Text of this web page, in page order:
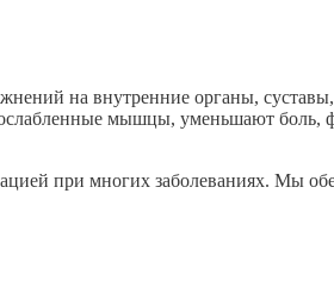
на внутренние органы,
ослабленные мышцы, уменьшают боль,
при многих заболеваниях. Мы